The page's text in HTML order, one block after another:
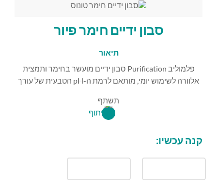
סבון ידיים חימר פיור
תיאור
פלמוליב Purification סבון ידיים מועשר בחימר ותמצית
אלוורה לשימוש יומי, מותאם לרמת ה-pH הטבעית של עורך
תשתף
קנה עכשיו: